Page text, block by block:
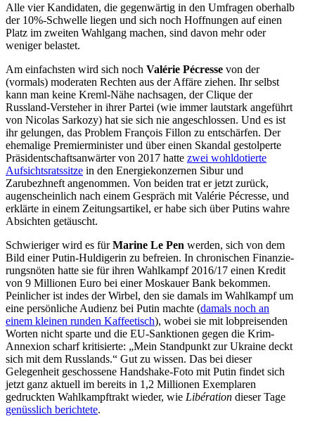
Alle vier Kandi­daten, die gegen­wärtig in den Umfragen oberhalb
der 10%-Schwelle liegen und sich noch Hoffnungen auf einen
Platz im zweiten Wahlgang machen, sind davon mehr oder
weniger belastet.
Am einfachsten wird sich noch Valérie Pécresse von der
(vormals) moderaten Rechten aus der Affäre ziehen. Ihr selbst
kann man keine Kreml-Nähe nachsagen, der Clique der
Russland-Versteher in ihrer Partei (wie immer lautstark angeführt
von Nicolas Sarkozy) hat sie sich nie angeschlossen. Und es ist
ihr gelungen, das Problem François Fillon zu entschärfen. Der
ehemalige Premier­mi­nister und über einen Skandal gestol­perte
Präsi­dent­schafts­an­wärter von 2017 hatte zwei wohldo­tierte
Aufsichts­rats­sitze in den Energie­kon­zernen Sibur und
Zarubezhneft angenommen. Von beiden trat er jetzt zurück,
augen­scheinlich nach einem Gespräch mit Valérie Pécresse, und
erklärte in einem Zeitungs­ar­tikel, er habe sich über Putins wahre
Absichten getäuscht.
Schwie­riger wird es fürMarine Le Pen werden, sich von dem
Bild einer Putin-Huldi­gerin zu befreien. In chroni­schen Finan­zie­
rungs­nöten hatte sie für ihren Wahlkampf 2016/​17 einen Kredit
von 9 Millionen Euro bei einer Moskauer Bank bekommen.
Peinlicher ist indes der Wirbel, den sie damals im Wahlkampf um
eine persön­liche Audienz bei Putin machte (damals noch an
einem kleinen runden Kaffee­tisch), wobei sie mit lobprei­senden
Worten nicht sparte und die EU-Sanktionen gegen die Krim-
Annexion scharf kriti­sierte: „Mein Stand­punkt zur Ukraine deckt
sich mit dem Russlands.“ Gut zu wissen. Das bei dieser
Gelegenheit geschossene Handshake-Foto mit Putin findet sich
jetzt ganz aktuell im bereits in 1,2 Millionen Exemplaren
gedruckten Wahlkampf­trakt wieder, wie Libération dieser Tage
genüsslich berichtete.